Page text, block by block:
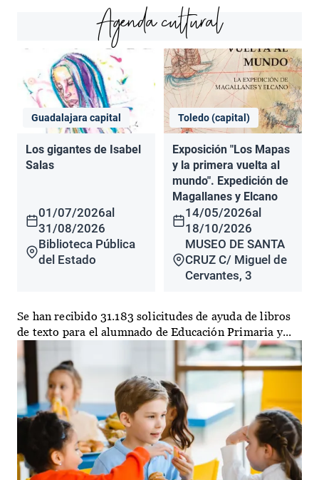
Agenda cultural
Guadalajara capital
Los gigantes de Isabel
Salas
01/07/2026al
31/08/2026
Biblioteca Pública
del Estado
Toledo (capital)
Exposición "Los Mapas
y la primera vuelta al
mundo". Expedición de
Magallanes y Elcano
14/05/2026al
18/10/2026
MUSEO DE SANTA
CRUZ C/ Miguel de
Cervantes, 3
Se han recibido 31.183 solicitudes de ayuda de libros
de texto para el alumnado de Educación Primaria y...